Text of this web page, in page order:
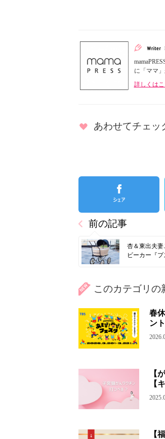
に「ママ
詳しくはこ
あわせてチェッ
前の記事
杏＆東出夫
ビーカー『
このカテゴリの
春
ン
【
【
【